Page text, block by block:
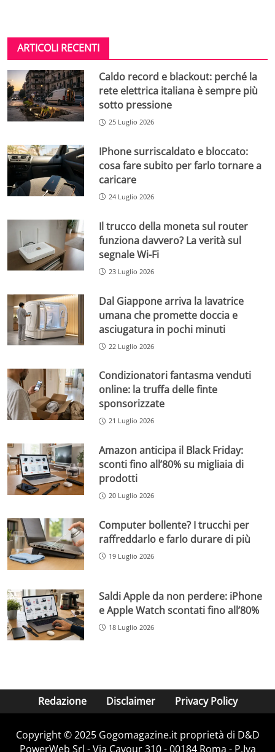
ARTICOLI RECENTI
Caldo record e blackout: perché la
rete elettrica italiana è sempre più
sotto pressione
25 Luglio 2026
IPhone surriscaldato e bloccato:
cosa fare subito per farlo tornare a
caricare
24 Luglio 2026
Il trucco della moneta sul router
funziona davvero? La verità sul
segnale Wi-Fi
23 Luglio 2026
Dal Giappone arriva la lavatrice
umana che promette doccia e
asciugatura in pochi minuti
22 Luglio 2026
Condizionatori fantasma venduti
online: la truffa delle finte
sponsorizzate
21 Luglio 2026
Amazon anticipa il Black Friday:
sconti fino all’80% su migliaia di
prodotti
20 Luglio 2026
Computer bollente? I trucchi per
raffreddarlo e farlo durare di più
19 Luglio 2026
Saldi Apple da non perdere: iPhone
e Apple Watch scontati fino all’80%
18 Luglio 2026
Redazione Disclaimer Privacy Policy
Copyright © 2025 Gogomagazine.it proprietà di D&D
PowerWeb Srl - Via Cavour 310 - 00184 Roma - P.Iva